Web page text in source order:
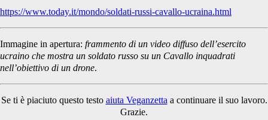
https://www.today.it/mondo/soldati-russi-cavallo-ucraina.html
Immagine in apertura: frammento di un video diffuso dell’esercito
ucraino che mostra un soldato russo su un Cavallo inquadrati
nell’obiettivo di un drone.
Se ti è piaciuto questo testo aiuta Veganzetta a continuare il suo lavoro.
Grazie.